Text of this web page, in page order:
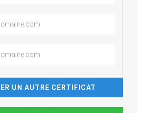
UN AUTRE CERTIFICAT